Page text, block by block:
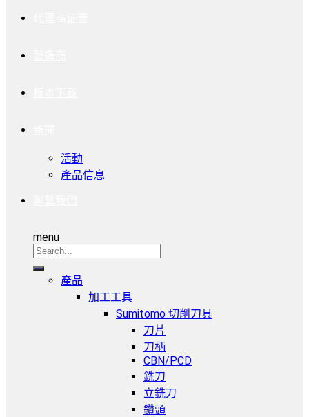
活動
產品信息
menu
產品
加工工具
Sumitomo 切削刀具
刀片
刀柄
CBN/PCD
銑刀
立銑刀
鑽頭